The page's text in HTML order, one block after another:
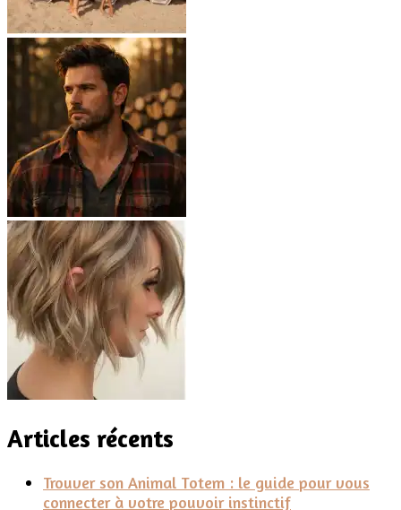
Articles récents
Trouver son Animal Totem : le guide pour vous
connecter à votre pouvoir instinctif